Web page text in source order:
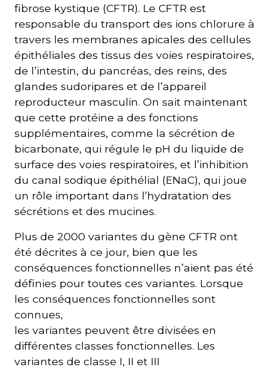
fibrose kystique (CFTR). Le CFTR est
responsable du transport des ions chlorure à
travers les membranes apicales des cellules
épithéliales des tissus des voies respiratoires,
de l’intestin, du pancréas, des reins, des
glandes sudoripares et de l’appareil
reproducteur masculin. On sait maintenant
que cette protéine a des fonctions
supplémentaires, comme la sécrétion de
bicarbonate, qui régule le pH du liquide de
surface des voies respiratoires, et l’inhibition
du canal sodique épithélial (ENaC), qui joue
un rôle important dans l’hydratation des
sécrétions et des mucines.
Plus de 2000 variantes du gène CFTR ont
été décrites à ce jour, bien que les
conséquences fonctionnelles n’aient pas été
définies pour toutes ces variantes. Lorsque
les conséquences fonctionnelles sont
connues,
les variantes peuvent être divisées en
différentes classes fonctionnelles. Les
variantes de classe I, II et III